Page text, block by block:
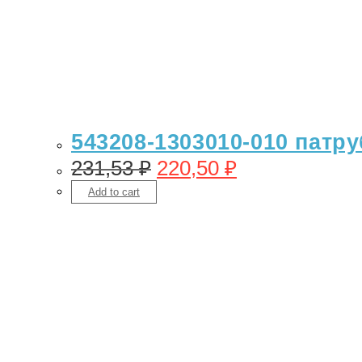
543208-1303010-010
231,53₽ 220,50 ₽
Add to cart